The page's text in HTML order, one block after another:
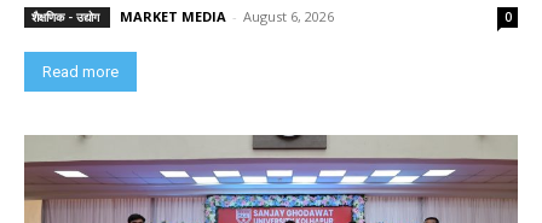
शैक्षणिक - उद्योग MARKET MEDIA - August 6, 2026 0
Read more